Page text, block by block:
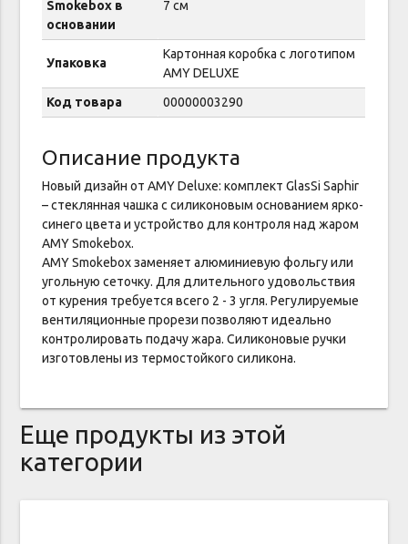
Smokebox в
основании
7 см
Упаковка
Картонная коробка с логотипом
AMY DELUXE
Код товара
00000003290
Описание продукта
Новый дизайн от AMY Deluxe: комплект GlasSi Saphir
– стеклянная чашка с силиконовым основанием ярко-
синего цвета и устройство для контроля над жаром
AMY Smokebox.
AMY Smokebox заменяет алюминиевую фольгу или
угольную сеточку. Для длительного удовольствия
от курения требуется всего 2 - 3 угля. Регулируемые
вентиляционные прорези позволяют идеально
контролировать подачу жара. Силиконовые ручки
изготовлены из термостойкого силикона.
Еще продукты из этой
категории